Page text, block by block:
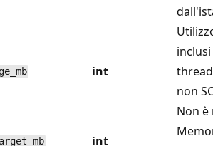
int
non
Non è
int